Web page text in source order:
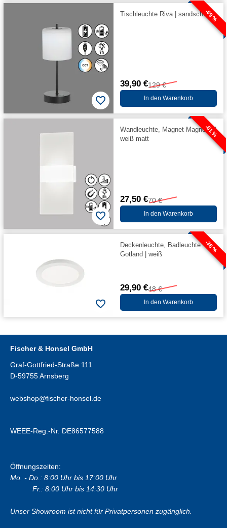
-69 %
Tischleuchte Riva | sandschwarz
39,90 €129 €
In den Warenkorb
-61 %
Wandleuchte, Magnet Magnetic |
weiß matt
27,50 €70 €
In den Warenkorb
-38 %
Deckenleuchte, Badleuchte
Gotland | weiß
29,90 €48 €
In den Warenkorb
Fischer & Honsel GmbH
Graf-Gottfried-Straße 111
D-59755 Arnsberg
webshop@fischer-honsel.de
WEEE-Reg.-Nr. DE86577588
Öffnungszeiten:
Mo. - Do.: 8:00 Uhr bis 17:00 Uhr
Fr.: 8:00 Uhr bis 14:30 Uhr
Unser Showroom ist nicht für Privatpersonen zugänglich.